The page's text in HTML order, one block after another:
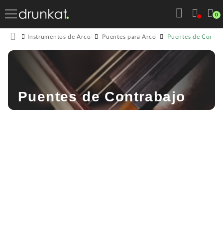
0
Instrumentos de Arco Puentes para Arco Puentes de
Puentes de Contrabajo